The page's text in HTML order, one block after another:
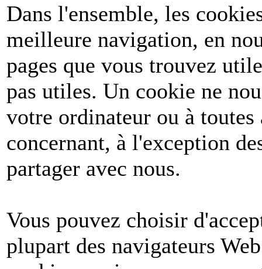
Dans l'ensemble, les
meilleure navigation, en
pages que vous trouvez
pas utiles. Un cookie ne
votre ordinateur ou à
concernant, à l'exception
partager avec nous.
Vous pouvez choisir
plupart des navigateurs